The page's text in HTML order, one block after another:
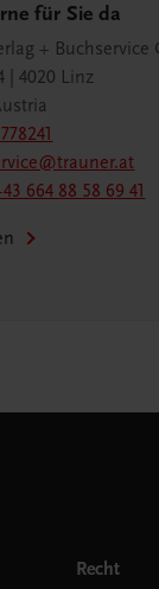
für Sie da
+ Buchservice
| 4020 Linz
664 88 58 69 41
Recht